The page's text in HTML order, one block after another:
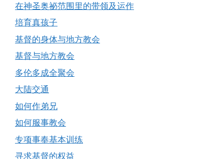
在神圣奥祕范围里的带领及运作
培育真孩子
基督的身体与地方教会
基督与地方教会
多伦多成全聚会
大陆交通
如何作弟兄
如何服事教会
专项事奉基本训练
寻求基督的权益